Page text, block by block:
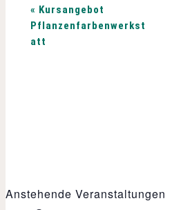
V
e
t
« Kursangebot
Pflanzenfarbenwerkst
att
Anstehende Veranstaltungen